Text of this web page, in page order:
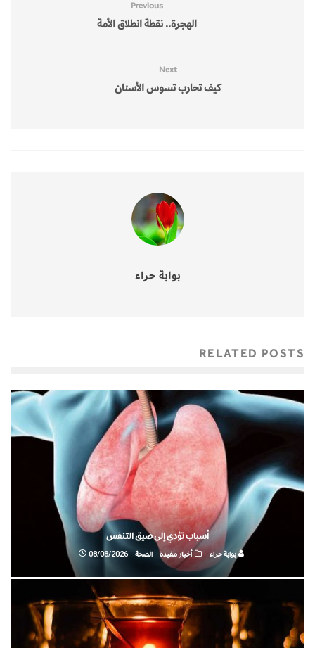
Previous
الهجرة.. نقطة انطلاق الأمة
Next
كيف تحارب تسوس الأسنان
بوابة حراء
RELATED POSTS
أسباب تؤدي إلى ضيق التنفس
بوابة حراء أخبار مفيدة الصحة 08/08/2026